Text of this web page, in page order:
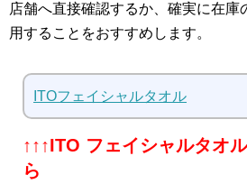
店舗へ直接確認するか、確実に在庫
用することをおすすめします。
ITOフェイシャルタオル
↑↑↑ITO フェイシャルタオ
ら